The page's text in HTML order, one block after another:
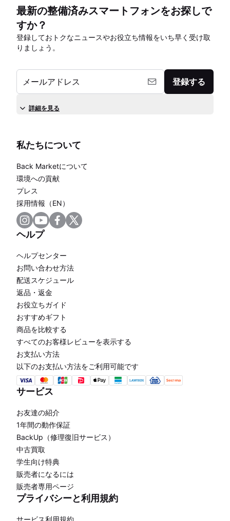
最新の整備済みスマートフォンをお探しで
すか？
登録しておトクなニュースやお役立ち情報をいち早く受け取
りましょう。
メールアドレス 登録する
詳細を見る
私たちについて
Back Marketについて
環境への貢献
プレス
採用情報（EN）
ヘルプ
ヘルプセンター
お問い合わせ方法
配送スケジュール
返品・返金
お役立ちガイド
おすすめギフト
商品を比較する
すべてのお客様レビューを表示する
お支払い方法
以下のお支払い方法をご利用可能です
サービス
お友達の紹介
1年間の動作保証
BackUp（修理復旧サービス）
中古買取
学生向け特典
販売者になるには
販売者専用ページ
プライバシーと利用規約
サービス利用規約